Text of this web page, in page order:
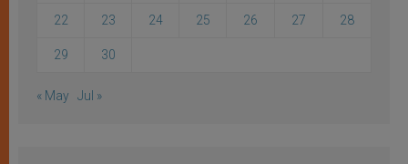
22 23 24 25 26 27 28
29 30
« May Jul »